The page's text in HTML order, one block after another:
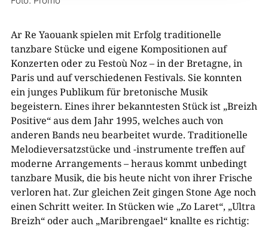
Ar Re Yaouank spielen mit Erfolg traditionelle
tanzbare Stücke und eigene Kompositionen auf
Konzerten oder zu Festoù Noz – in der Bretagne, in
Paris und auf verschiedenen Festivals. Sie konnten
ein junges Publikum für bretonische Musik
begeistern. Eines ihrer bekanntesten Stück ist „Breizh
Positive“ aus dem Jahr 1995, welches auch von
anderen Bands neu bearbeitet wurde. Traditionelle
Melodieversatzstücke und -instrumente treffen auf
moderne Arrangements – heraus kommt unbedingt
tanzbare Musik, die bis heute nicht von ihrer Frische
verloren hat. Zur gleichen Zeit gingen Stone Age noch
einen Schritt weiter. In Stücken wie „Zo Laret“, „Ultra
Breizh“ oder auch „Maribrengael“ knallte es richtig: